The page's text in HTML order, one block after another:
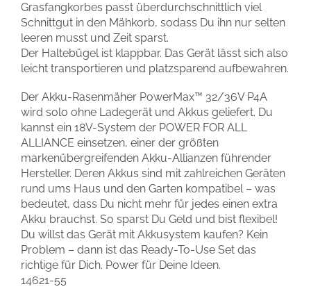
Grasfangkorbes passt überdurchschnittlich viel
Schnittgut in den Mähkorb, sodass Du ihn nur selten
leeren musst und Zeit sparst.
Der Haltebügel ist klappbar. Das Gerät lässt sich also
leicht transportieren und platzsparend aufbewahren.
Der Akku-Rasenmäher PowerMax™ 32/36V P4A
wird solo ohne Ladegerät und Akkus geliefert. Du
kannst ein 18V-System der POWER FOR ALL
ALLIANCE einsetzen, einer der größten
markenübergreifenden Akku-Allianzen führender
Hersteller. Deren Akkus sind mit zahlreichen Geräten
rund ums Haus und den Garten kompatibel – was
bedeutet, dass Du nicht mehr für jedes einen extra
Akku brauchst. So sparst Du Geld und bist flexibel!
Du willst das Gerät mit Akkusystem kaufen? Kein
Problem – dann ist das Ready-To-Use Set das
richtige für Dich. Power für Deine Ideen.
14621-55